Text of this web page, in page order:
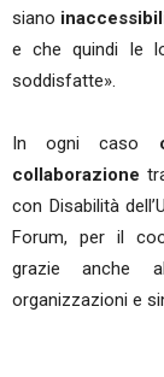
siano
e che quindi le
soddisfatte».
In ogni caso
collaborazione
con Disabilità
Forum, per il
grazie anche
organizzazioni e